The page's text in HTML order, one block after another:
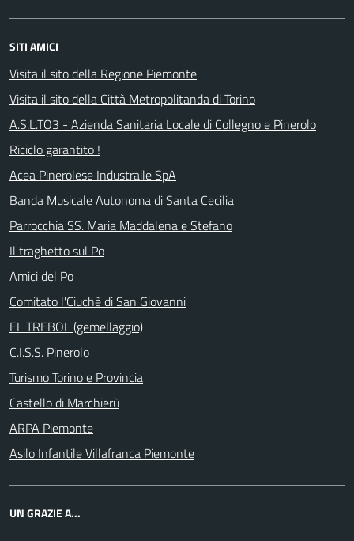
SITI AMICI
Visita il sito della Regione Piemonte
Visita il sito della Città Metropolitanda di Torino
A.S.L.TO3 - Azienda Sanitaria Locale di Collegno e Pinerolo
Riciclo garantito !
Acea Pinerolese Industraile SpA
Banda Musicale Autonoma di Santa Cecilia
Parrocchia SS. Maria Maddalena e Stefano
Il traghetto sul Po
Amici del Po
Comitato l'Ciuchè di San Giovanni
EL TREBOL (gemellaggio)
C.I.S.S. Pinerolo
Turismo Torino e Provincia
Castello di Marchierù
ARPA Piemonte
Asilo Infantile Villafranca Piemonte
UN GRAZIE A...